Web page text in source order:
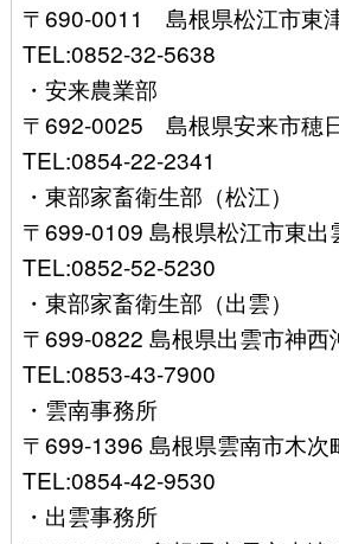
〒690-0011 島根県松江市東
TEL:0852-32-5638
・安来農業部
〒692-0025 島根県安来市
TEL:0854-22-2341
・東部家畜衛生部（松江）
〒699-0109 島根県松江市東出
TEL:0852-52-5230
・東部家畜衛生部（出雲）
〒699-0822 島根県出雲市神西
TEL:0853-43-7900
・雲南事務所
〒699-1396 島根県雲南市木次
TEL:0854-42-9530
・出雲事務所